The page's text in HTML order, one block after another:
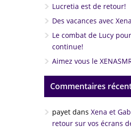
Lucretia est de retour!
Des vacances avec
Le combat de Lucy
continue!
Aimez vous le
Commentaires
payet dans Xena et
retour sur vos écrans